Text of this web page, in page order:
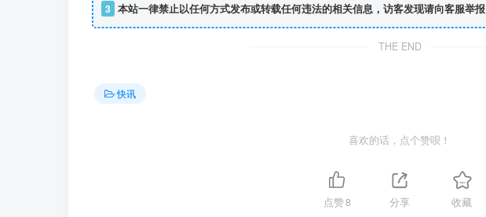
3 本站一律禁止以任何方式发布或转载任何违法的相关信息，访客发现请向客服举报
THE END
快讯
喜欢的话，点个赞呗！
点赞8 分享 收藏